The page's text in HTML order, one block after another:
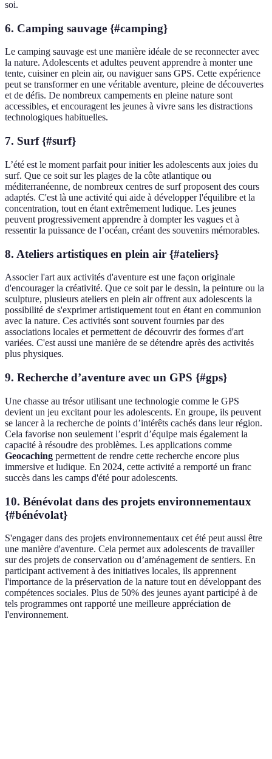
soi.
6. Camping sauvage {#camping}
Le camping sauvage est une manière idéale de se reconnecter avec
la nature. Adolescents et adultes peuvent apprendre à monter une
tente, cuisiner en plein air, ou naviguer sans GPS. Cette expérience
peut se transformer en une véritable aventure, pleine de découvertes
et de défis. De nombreux campements en pleine nature sont
accessibles, et encouragent les jeunes à vivre sans les distractions
technologiques habituelles.
7. Surf {#surf}
L’été est le moment parfait pour initier les adolescents aux joies du
surf. Que ce soit sur les plages de la côte atlantique ou
méditerranéenne, de nombreux centres de surf proposent des cours
adaptés. C'est là une activité qui aide à développer l'équilibre et la
concentration, tout en étant extrêmement ludique. Les jeunes
peuvent progressivement apprendre à dompter les vagues et à
ressentir la puissance de l’océan, créant des souvenirs mémorables.
8. Ateliers artistiques en plein air {#ateliers}
Associer l'art aux activités d'aventure est une façon originale
d'encourager la créativité. Que ce soit par le dessin, la peinture ou la
sculpture, plusieurs ateliers en plein air offrent aux adolescents la
possibilité de s'exprimer artistiquement tout en étant en communion
avec la nature. Ces activités sont souvent fournies par des
associations locales et permettent de découvrir des formes d'art
variées. C'est aussi une manière de se détendre après des activités
plus physiques.
9. Recherche d’aventure avec un GPS {#gps}
Une chasse au trésor utilisant une technologie comme le GPS
devient un jeu excitant pour les adolescents. En groupe, ils peuvent
se lancer à la recherche de points d’intérêts cachés dans leur région.
Cela favorise non seulement l’esprit d’équipe mais également la
capacité à résoudre des problèmes. Les applications comme
Geocaching permettent de rendre cette recherche encore plus
immersive et ludique. En 2024, cette activité a remporté un franc
succès dans les camps d'été pour adolescents.
10. Bénévolat dans des projets environnementaux
{#bénévolat}
S'engager dans des projets environnementaux cet été peut aussi être
une manière d'aventure. Cela permet aux adolescents de travailler
sur des projets de conservation ou d’aménagement de sentiers. En
participant activement à des initiatives locales, ils apprennent
l'importance de la préservation de la nature tout en développant des
compétences sociales. Plus de 50% des jeunes ayant participé à de
tels programmes ont rapporté une meilleure appréciation de
l'environnement.